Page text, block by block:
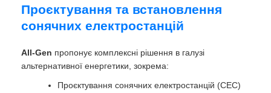
Проєктування та встановлення
сонячних електростанцій
All-Gen пропонує комплексні рішення в галузі
альтернативної енергетики, зокрема:
Проєктування сонячних електростанцій (СЕС)